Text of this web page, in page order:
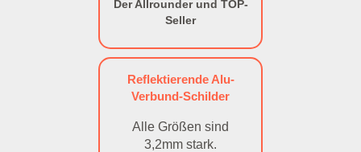
Der Allrounder und TOP-
Seller
Reflektierende Alu-
Verbund-Schilder
Alle Größen sind
3,2mm stark.